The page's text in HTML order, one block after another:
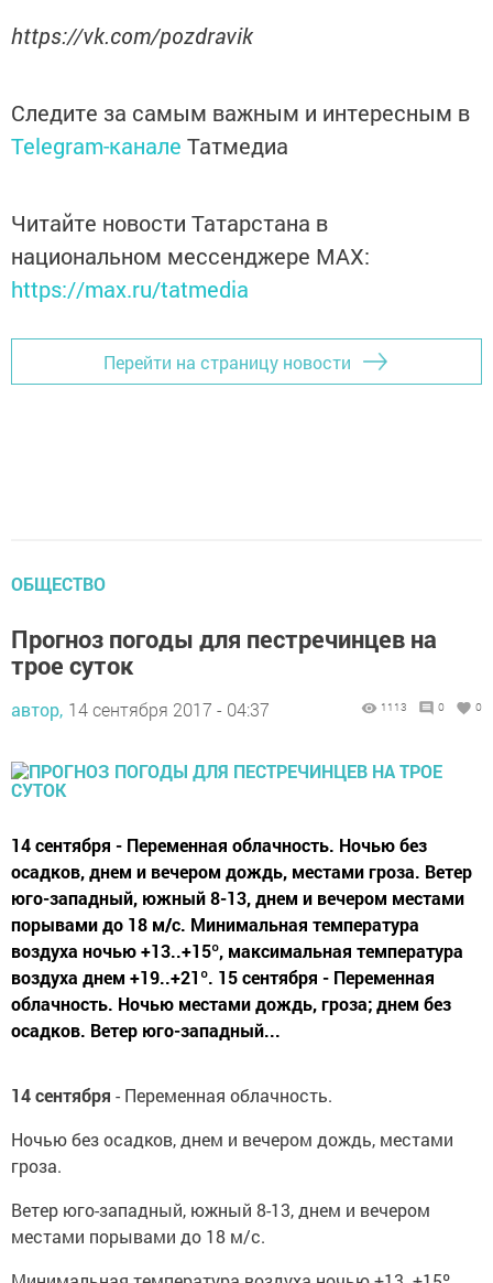
https://vk.com/pozdravik
Следите за самым важным и интересным в
Telegram-канале Татмедиа
Читайте новости Татарстана в
национальном мессенджере MАХ:
https://max.ru/tatmedia
Перейти на страницу новости
ОБЩЕСТВО
Прогноз погоды для пестречинцев на
трое суток
автор, 14 сентября 2017 - 04:37 1113 0 0
14 сентября - Переменная облачность. Ночью без
осадков, днем и вечером дождь, местами гроза. Ветер
юго-западный, южный 8-13, днем и вечером местами
порывами до 18 м/с. Минимальная температура
воздуха ночью +13..+15º, максимальная температура
воздуха днем +19..+21º. 15 сентября - Переменная
облачность. Ночью местами дождь, гроза; днем без
осадков. Ветер юго-западный...
14 сентября - Переменная облачность.
Ночью без осадков, днем и вечером дождь, местами
гроза.
Ветер юго-западный, южный 8-13, днем и вечером
местами порывами до 18 м/с.